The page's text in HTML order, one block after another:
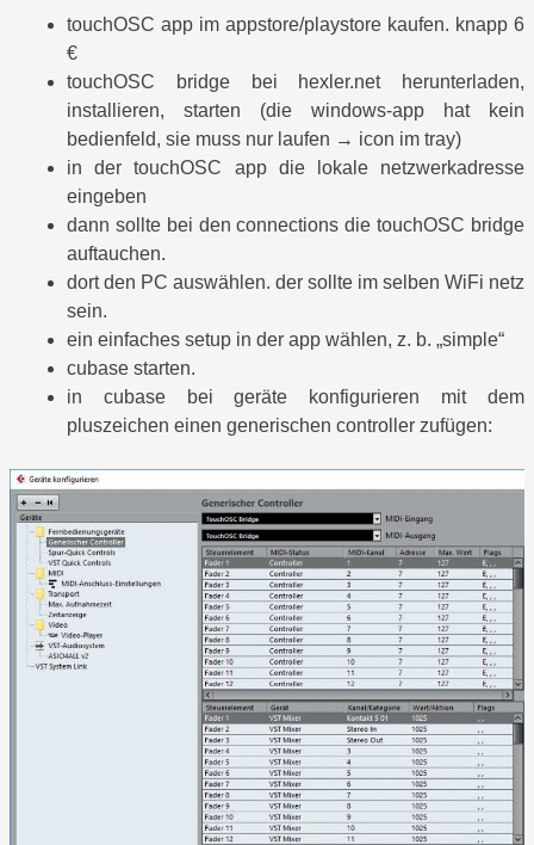
touchOSC app im appstore/playstore kaufen. knapp 6
€
touchOSC bridge bei hexler.net herunterladen,
installieren, starten (die windows-app hat kein
bedienfeld, sie muss nur laufen → icon im tray)
in der touchOSC app die lokale netzwerkadresse
eingeben
dann sollte bei den connections die touchOSC bridge
auftauchen.
dort den PC auswählen. der sollte im selben WiFi netz
sein.
ein einfaches setup in der app wählen, z. b. „simple“
cubase starten.
in cubase bei geräte konfigurieren mit dem
pluszeichen einen generischen controller zufügen: